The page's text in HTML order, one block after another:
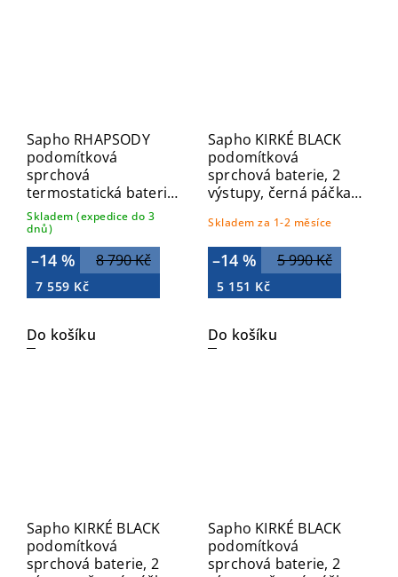
Sapho RHAPSODY
podomítková
sprchová
termostatická baterie
vč. sprchy, 2/3
výstupy, chrom 5508
Skladem (expedice do 3
dnů)
8 790 Kč
–14 %
7 559 Kč
Do košíku
Sapho KIRKÉ BLACK
podomítková
sprchová baterie, 2
výstupy, černá páčka,
Skladem za 1-2 měsíce
5 990 Kč
–14 %
5 151 Kč
Do košíku
Sapho KIRKÉ BLACK
podomítková
sprchová baterie, 2
Sapho KIRKÉ BLACK
podomítková
sprchová baterie, 2